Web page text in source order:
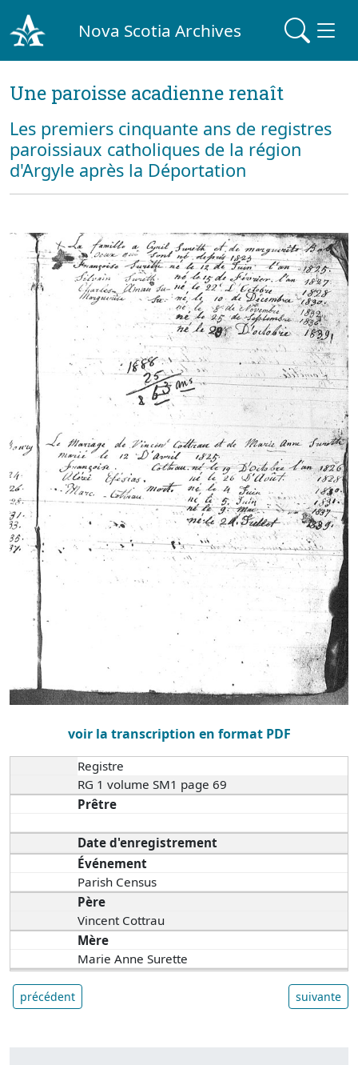
Nova Scotia Archives
Une paroisse acadienne renaît
Les premiers cinquante ans de registres
paroissiaux catholiques de la région
d'Argyle après la Déportation
voir la transcription en format PDF
Registre
RG 1 volume SM1 page 69
Prêtre
Date d'enregistrement
Événement
Parish Census
Père
Vincent Cottrau
Mère
Marie Anne Surette
précédent suivante